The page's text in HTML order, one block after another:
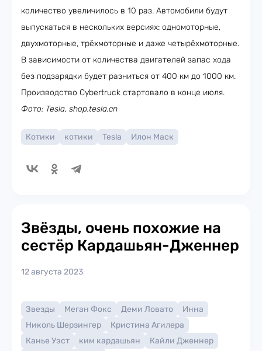
количество увеличилось в 10 раз. Автомобили будут
выпускаться в нескольких версиях: одномоторные,
двухмоторные, трёхмоторные и даже четырёхмоторные.
В зависимости от количества двигателей запас хода
без подзарядки будет разниться от 400 км до 1000 км.
Производство Cybertruck стартовало в конце июля.
Фото: Tesla, shop.tesla.cn
Котики котики Tesla Илон Маск
Звёзды, очень похожие на
сестёр Кардашьян-Дженнер
12 августа 2023
Звезды Меган Фокс Деми Ловато
Инна
Николь Шерзингер
Кристина Агилера
Канье Уэст
ким кардашьян
Кайли Дженнер